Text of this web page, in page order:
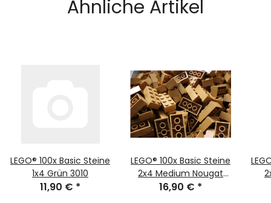
Ähnliche Artikel
LEGO® 100x Basic Steine
1x4 Grün 3010
11,90 € *
LEGO® 100x Basic Steine
2x4 Medium Nougat
3001
16,90 € *